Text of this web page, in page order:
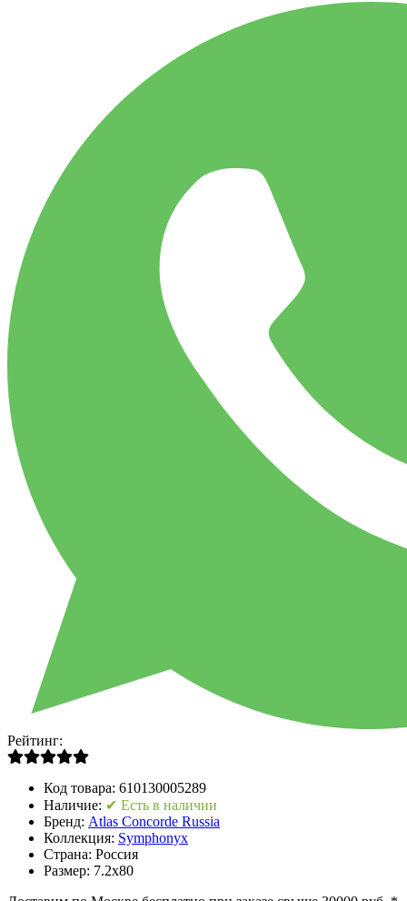
Рейтинг:
Код товара: 610130005289
Наличие: ✔ Есть в наличии
Бренд: Atlas Concorde Russia
Коллекция: Symphonyx
Страна: Россия
Размер: 7.2x80